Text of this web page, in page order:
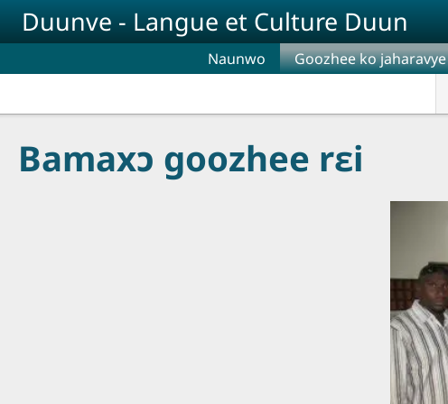
Aller au contenu principal
Duunve - Langue et Culture Duun
Naunwo
Goozhee ko jaharavye
Bamaxɔ goozhee rɛi